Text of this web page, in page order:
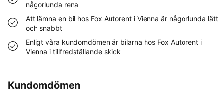
någorlunda rena
Att lämna en bil hos Fox Autorent i Vienna är någorlunda lätt
och snabbt
Enligt våra kundomdömen är bilarna hos Fox Autorent i
Vienna i tillfredställande skick
Kundomdömen